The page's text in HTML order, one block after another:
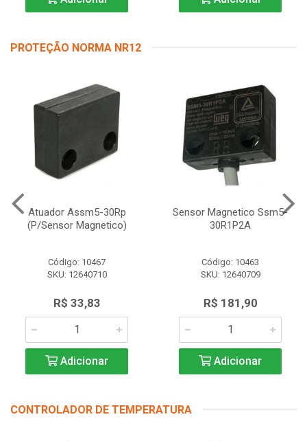
PROTEÇÃO NORMA NR12
Atuador Assm5-30Rp
(P/Sensor Magnetico)
Código: 10467
SKU: 12640710
R$ 33,83
Adicionar
Sensor Magnetico Ssm5-
30R1P2A
Código: 10463
SKU: 12640709
R$ 181,90
Adicionar
CONTROLADOR DE TEMPERATURA